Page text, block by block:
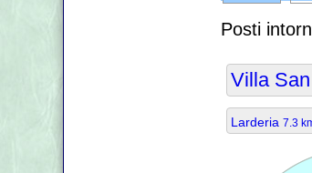
Posti
Villa
Larderia 7.3